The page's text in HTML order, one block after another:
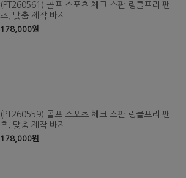
(PT260561) 골프 스포츠 체크 스판 링클프리 팬
츠, 맞춤 제작 바지
178,000원
(PT260559) 골프 스포츠 체크 스판 링클프리 팬
츠, 맞춤 제작 바지
178,000원